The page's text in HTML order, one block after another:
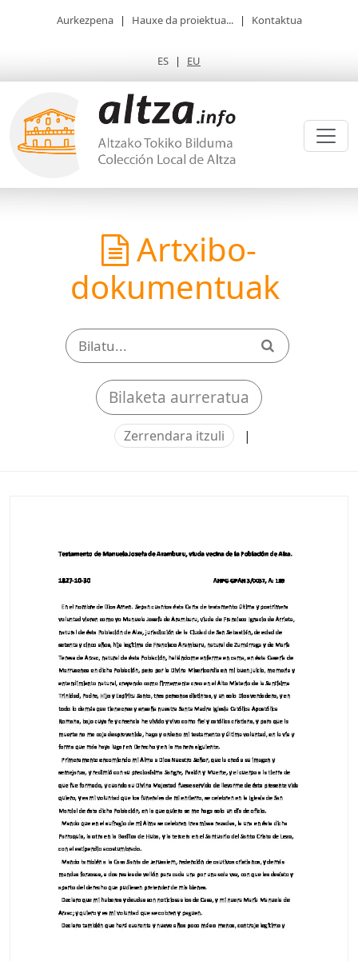
Aurkezpena | Hauxe da proiektua... | Kontaktua
ES | EU
Artxibo-
dokumentuak
Bilaketa aurreratua
Zerrendara itzuli |